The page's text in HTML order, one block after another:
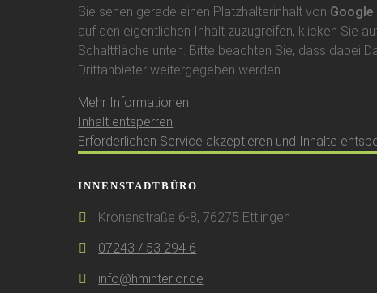
Sie sehen gerade einen Platzhalterinhalt von Google
auf den eigentlichen Inhalt zuzugreifen, klicken Sie
Schaltfläche unten. Bitte beachten Sie, dass dabei
Drittanbieter weitergegeben werden.
Mehr Informationen
Inhalt entsperren
Erforderlichen Service akzeptieren und Inhalte
INNENSTADTBÜRO
Kronenstraße 6-8, 76275 Ettlingen
07243 / 53 294 6
info@hminterior.de